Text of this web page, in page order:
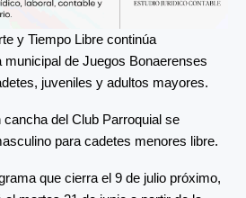
y Tiempo Libre continúa
municipal de Juegos Bonaerenses
juveniles y adultos mayores.
del Club Parroquial se
para cadetes menores libre.
que cierra el 9 de julio próximo,